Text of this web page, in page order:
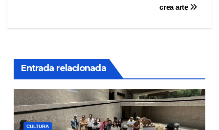
crea arte
Entrada relacionada
CULTURA